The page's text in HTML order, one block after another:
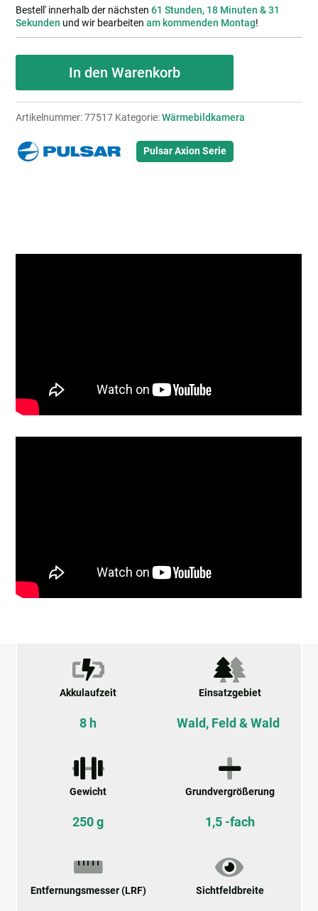
Bestell' innerhalb der nächsten61 Stunden, 18 Minuten & 30
Sekunden und wir bearbeitenam kommenden Montag!
Axion
XQ19
Menge
In den Warenkorb
Artikelnummer:77517 Kategorie:Wärmebildkamera
Pulsar Axion Serie
Akkulaufzeit
8 h
Einsatzgebiet
Wald, Feld & Wald
Gewicht
250 g
Grundvergrößerung
1,5 -fach
Entfernungsmesser (LRF) Sichtfeldbreite